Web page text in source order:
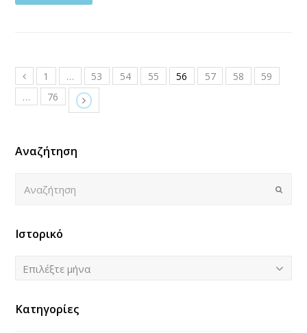
1 … 53 54 55 56 57 58
59
…
76
Αναζήτηση
Submit
Ιστορικό
Ιστορικό
Επιλέξτε μήνα
Κατηγορίες